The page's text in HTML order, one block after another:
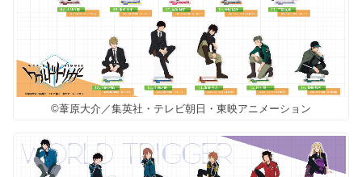
©葦原大介／集英社・テレビ朝日・東映アニメーション